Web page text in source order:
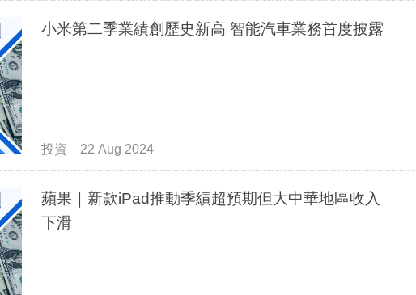
小米第二季業績創歷史新高 智能汽車業務首度披露
投資 22 Aug 2024
蘋果｜新款iPad推動季績超預期但大中華地區收入
下滑